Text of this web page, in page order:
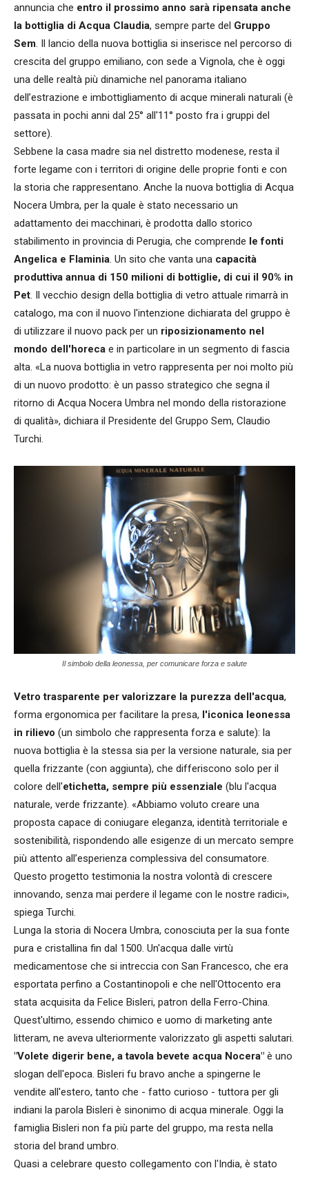
annuncia che entro il prossimo anno sarà ripensata anche
la bottiglia di Acqua Claudia, sempre parte del Gruppo
Sem. Il lancio della nuova bottiglia si inserisce nel percorso di
crescita del gruppo emiliano, con sede a Vignola, che è oggi
una delle realtà più dinamiche nel panorama italiano
dell’estrazione e imbottigliamento di acque minerali naturali (è
passata in pochi anni dal 25° all'11° posto fra i gruppi del
settore).
Sebbene la casa madre sia nel distretto modenese, resta il
forte legame con i territori di origine delle proprie fonti e con
la storia che rappresentano. Anche la nuova bottiglia di Acqua
Nocera Umbra, per la quale è stato necessario un
adattamento dei macchinari, è prodotta dallo storico
stabilimento in provincia di Perugia, che comprende le fonti
Angelica e Flaminia. Un sito che vanta una capacità
produttiva annua di 150 milioni di bottiglie, di cui il 90% in
Pet. Il vecchio design della bottiglia di vetro attuale rimarrà in
catalogo, ma con il nuovo l'intenzione dichiarata del gruppo è
di utilizzare il nuovo pack per un riposizionamento nel
mondo dell'horeca e in particolare in un segmento di fascia
alta. «La nuova bottiglia in vetro rappresenta per noi molto più
di un nuovo prodotto: è un passo strategico che segna il
ritorno di Acqua Nocera Umbra nel mondo della ristorazione
di qualità», dichiara il Presidente del Gruppo Sem, Claudio
Turchi.
Il simbolo della leonessa, per comunicare forza e salute
Vetro trasparente per valorizzare la purezza dell'acqua,
forma ergonomica per facilitare la presa, l'iconica leonessa
in rilievo (un simbolo che rappresenta forza e salute): la
nuova bottiglia è la stessa sia per la versione naturale, sia per
quella frizzante (con aggiunta), che differiscono solo per il
colore dell'etichetta, sempre più essenziale (blu l'acqua
naturale, verde frizzante). «Abbiamo voluto creare una
proposta capace di coniugare eleganza, identità territoriale e
sostenibilità, rispondendo alle esigenze di un mercato sempre
più attento all’esperienza complessiva del consumatore.
Questo progetto testimonia la nostra volontà di crescere
innovando, senza mai perdere il legame con le nostre radici»,
spiega Turchi.
Lunga la storia di Nocera Umbra, conosciuta per la sua fonte
pura e cristallina fin dal 1500. Un'acqua dalle virtù
medicamentose che si intreccia con San Francesco, che era
esportata perfino a Costantinopoli e che nell'Ottocento era
stata acquisita da Felice Bisleri, patron della Ferro-China.
Quest'ultimo, essendo chimico e uomo di marketing ante
litteram, ne aveva ulteriormente valorizzato gli aspetti salutari.
"Volete digerir bene, a tavola bevete acqua Nocera" è uno
slogan dell'epoca. Bisleri fu bravo anche a spingerne le
vendite all'estero, tanto che - fatto curioso - tuttora per gli
indiani la parola Bisleri è sinonimo di acqua minerale. Oggi la
famiglia Bisleri non fa più parte del gruppo, ma resta nella
storia del brand umbro.
Quasi a celebrare questo collegamento con l'India, è stato